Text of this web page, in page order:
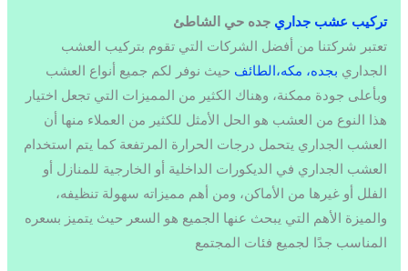
تركيب عشب جداري جده حي الشاطئ
تعتبر شركتنا من أفضل الشركات التي تقوم بتركيب العشب
الجداري بجده، مكه،الطائف حيث نوفر لكم جميع أنواع العشب
وبأعلى جودة ممكنة، وهناك الكثير من المميزات التي تجعل اختيار
هذا النوع من العشب هو الحل الأمثل للكثير من العملاء منها أن
العشب الجداري يتحمل درجات الحرارة المرتفعة كما يتم استخدام
العشب الجداري في الديكورات الداخلية أو الخارجية للمنازل أو
الفلل أو غيرها من الأماكن، ومن أهم مميزاته سهولة تنظيفه،
والميزة الأهم التي يبحث عنها الجميع هو السعر حيث يتميز بسعره
المناسب جدًا لجميع فئات المجتمع